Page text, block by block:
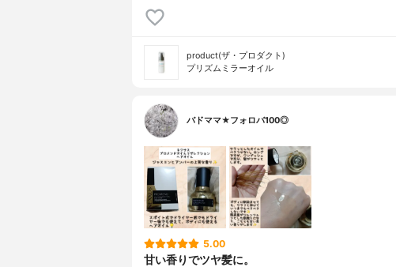
product(ザ・プロダクト)
プリズムミラーオイル
バドママ★フォロバ100◎
5.00
甘い香りでツヤ髪に。